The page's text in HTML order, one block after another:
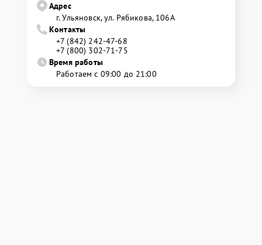
Адрес
г. Ульяновск, ул. Рябикова, 106А
Контакты
+7 (842) 242-47-68
+7 (800) 302-71-75
Время работы
Работаем с 09:00 до 21:00